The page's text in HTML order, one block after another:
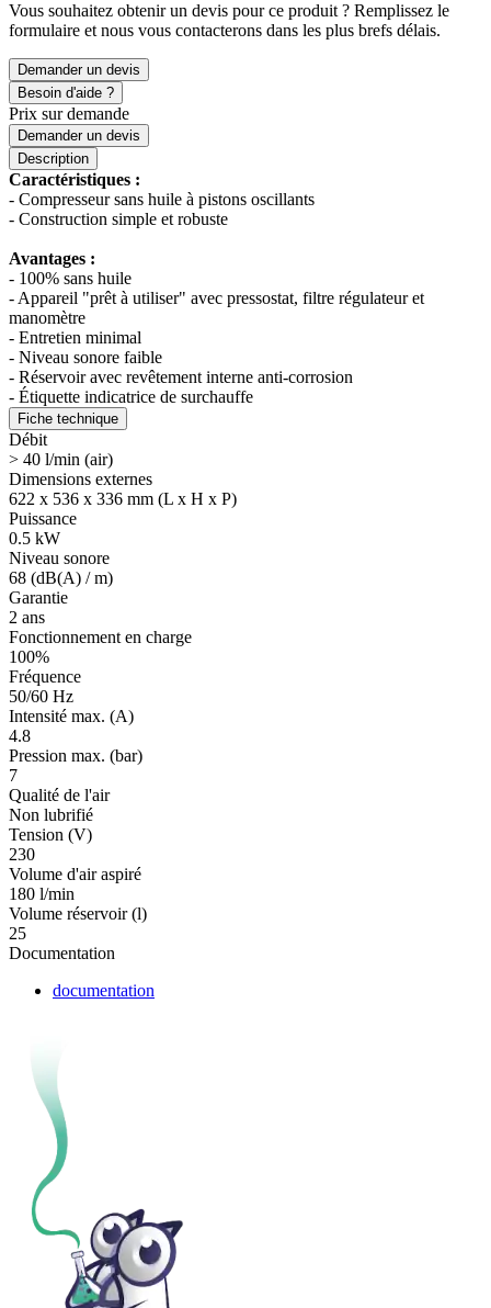
Vous souhaitez obtenir un devis pour ce produit ? Remplissez le
formulaire et nous vous contacterons dans les plus brefs délais.
Demander un devis
Besoin d'aide ?
Prix sur demande
Demander un devis
Description
Caractéristiques :
- Compresseur sans huile à pistons oscillants
- Construction simple et robuste
Avantages :
- 100% sans huile
- Appareil "prêt à utiliser" avec pressostat, filtre régulateur et
manomètre
- Entretien minimal
- Niveau sonore faible
- Réservoir avec revêtement interne anti-corrosion
- Étiquette indicatrice de surchauffe
Fiche technique
Débit
> 40 l/min (air)
Dimensions externes
622 x 536 x 336 mm (L x H x P)
Puissance
0.5 kW
Niveau sonore
68 (dB(A) / m)
Garantie
2 ans
Fonctionnement en charge
100%
Fréquence
50/60 Hz
Intensité max. (A)
4.8
Pression max. (bar)
7
Qualité de l'air
Non lubrifié
Tension (V)
230
Volume d'air aspiré
180 l/min
Volume réservoir (l)
25
Documentation
documentation